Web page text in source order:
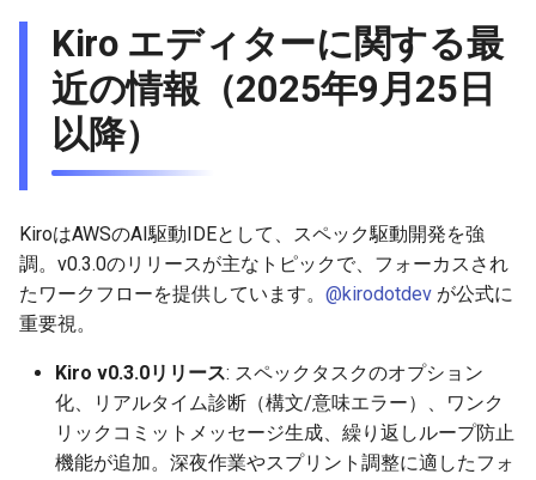
2026-05-28
2026-05-27
2026-05-24
2026-05-22
2026-05-21
2025-11-12
2025-11-11
2025-11-08
2025-11-06
2025-11-05
2026-05-28
2026-05-27
2026-05-24
2026-05-22
2026-05-21
2025-11-12
2025-11-11
2025-11-08
2025-11-06
2025-11-05
2026-05-25
2026-05-24
2026-05-21
2026-05-19
2026-05-18
2025-11-12
2025-11-11
2025-11-08
2025-11-06
2025-11-05
2026-05-24
2026-05-23
2026-05-20
2026-05-18
2026-05-17
2025-11-12
2025-11-11
2025-11-08
2025-11-06
2025-11-05
2026-05-28
2026-05-27
2026-05-24
2026-05-22
2026-05-21
Kiro エディターに関する最
近の情報（2025年9月25日
以降）
KiroはAWSのAI駆動IDEとして、スペック駆動開発を強
調。v0.3.0のリリースが主なトピックで、フォーカスされ
たワークフローを提供しています。 @kirodotdev が公式に
重要視。
Kiro v0.3.0リリース: スペックタスクのオプション
化、リアルタイム診断（構文/意味エラー）、ワンク
リックコミットメッセージ生成、繰り返しループ防止
機能が追加。深夜作業やスプリント調整に適したフォ